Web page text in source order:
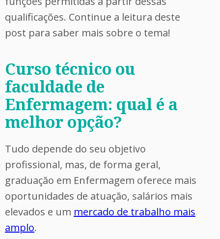
qualificações. Continue a leitura deste
post para saber mais sobre o tema!
Curso técnico ou
faculdade de
Enfermagem: qual é a
melhor opção?
Tudo depende do seu objetivo
profissional, mas, de forma geral,
graduação em Enfermagem oferece mais
oportunidades de atuação, salários mais
elevados e um mercado de trabalho mais
amplo.